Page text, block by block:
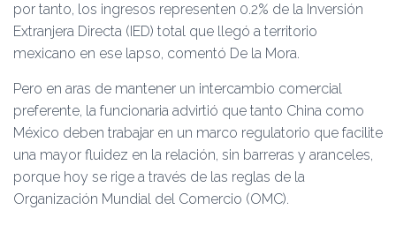
por tanto, los ingresos representen 0.2% de la Inversión
Extranjera Directa (IED) total que llegó a territorio
mexicano en ese lapso, comentó De la Mora.
Pero en aras de mantener un intercambio comercial
preferente, la funcionaria advirtió que tanto China como
México deben trabajar en un marco regulatorio que facilite
una mayor fluidez en la relación, sin barreras y aranceles,
porque hoy se rige a través de las reglas de la
Organización Mundial del Comercio (OMC).